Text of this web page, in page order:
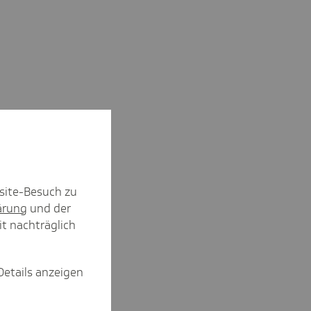
Besuch zu
und der
nachträglich
anzeigen